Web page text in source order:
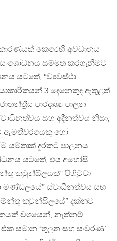
කෙරෙහි අවධානය
සම්මත කරගැනීමට
යටතේ, “ව්‍යවස්ථා
3 දෙනෙකුද ඇතුළත්
පාරදෘශ්‍ය පාලන
සහ අදීනත්වය නිසා,
ඇමතිවරයෙකු හෝ
දුරකට පාලනය
යටතේ, එය අහෝසි
කවුන්සිලයක්” පිහිටුවා
මණ්ඩලයේ” ස්වාධීනත්වය සහ
කවුන්සිලයේ” දක්නට
වශයෙන්, නැත්නම්
සමාන ‘තුලන සහ සංවරණ’